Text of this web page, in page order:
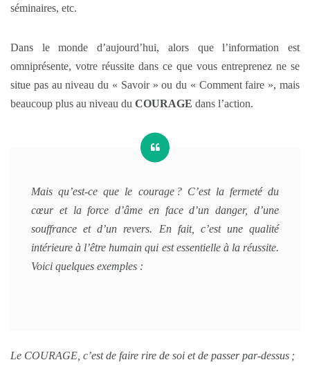
séminaires, etc.
Dans le monde d’aujourd’hui, alors que l’information est
omniprésente, votre réussite dans ce que vous entreprenez ne se
situe pas au niveau du « Savoir » ou du « Comment faire », mais
beaucoup plus au niveau du COURAGE dans l’action.
Mais qu’est-ce que le courage ? C’est la fermeté du
cœur et la force d’âme en face d’un danger, d’une
souffrance et d’un revers. En fait, c’est une qualité
intérieure à l’être humain qui est essentielle à la réussite.
Voici quelques exemples :
Le COURAGE, c’est de faire rire de soi et de passer par-dessus ;